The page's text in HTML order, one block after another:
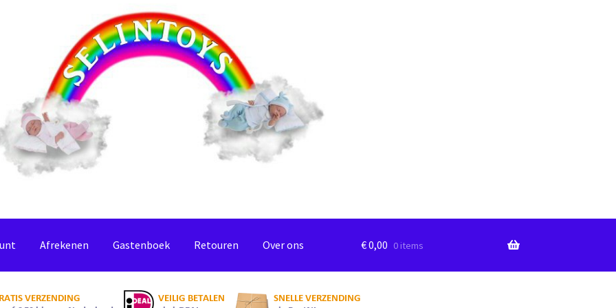
Afrekenen Gastenboek Retouren Over ons €0,00 0 items